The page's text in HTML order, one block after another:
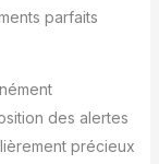
parfaits
des alertes
précieux